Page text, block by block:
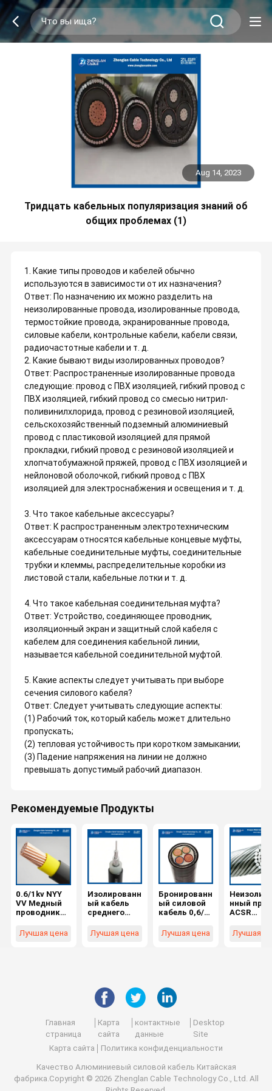
Aug 14, 2023
Тридцать кабельных популяризация знаний об
общих проблемах (1)
1. Какие типы проводов и кабелей обычно
используются в зависимости от их назначения?
Ответ: По назначению их можно разделить на
неизолированные провода, изолированные провода,
термостойкие провода, экранированные провода,
силовые кабели, контрольные кабели, кабели связи,
радиочастотные кабели и т. д.
2. Какие бывают виды изолированных проводов?
Ответ: Распространенные изолированные провода
следующие: провод с ПВХ изоляцией, гибкий провод с
ПВХ изоляцией, гибкий провод со смесью нитрил-
поливинилхлорида, провод с резиновой изоляцией,
сельскохозяйственный подземный алюминиевый
провод с пластиковой изоляцией для прямой
прокладки, гибкий провод с резиновой изоляцией и
хлопчатобумажной пряжей, провод с ПВХ изоляцией и
нейлоновой оболочкой, гибкий провод с ПВХ
изоляцией для электроснабжения и освещения и т. д.
3. Что такое кабельные аксессуары?
Ответ: К распространенным электротехническим
аксессуарам относятся кабельные концевые муфты,
кабельные соединительные муфты, соединительные
трубки и клеммы, распределительные коробки из
листовой стали, кабельные лотки и т. д.
4. Что такое кабельная соединительная муфта?
Ответ: Устройство, соединяющее проводник,
изоляционный экран и защитный слой кабеля с
кабелем для соединения кабельной линии,
называется кабельной соединительной муфтой.
5. Какие аспекты следует учитывать при выборе
сечения силового кабеля?
Ответ: Следует учитывать следующие аспекты:
(1) Рабочий ток, который кабель может длительно
пропускать;
(2) тепловая устойчивость при коротком замыкании;
(3) Падение напряжения на линии не должно
превышать допустимый рабочий диапазон.
Рекомендуемые Продукты
0.6/1kv NYY
VV Медный
проводник
изоляционн
ый кабель
Лучшая цена
Изолированн
ый кабель
среднего
с частичной
изоляцией,
(Кантон)
Лучшая цена
Бронированн
ый силовой
кабель 0,6/1
мм2
Cu/PVC/PVC/
с ПВХ-
изоляцией
Лучшая цена
нный
ACSR
мм2,
Лучшая
Главная
страница
Карта
сайта
контактные
данные
Desktop
Site
Карта сайта
Политика конфиденциальности
Качество Алюминиевый силовой кабель Китайская
фабрика.Copyright © 2026 Zhenglan Cable Technology Co., Ltd. All